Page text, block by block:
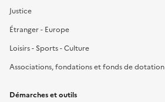
Justice
Étranger - Europe
Loisirs - Sports - Culture
Associations, fondations et fonds de dotation
Démarches et outils